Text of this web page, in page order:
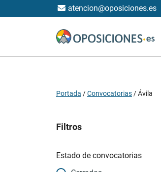
atencion@oposiciones.es
Portada /Convocatorias /Ávila
Filtros
Estado de convocatorias